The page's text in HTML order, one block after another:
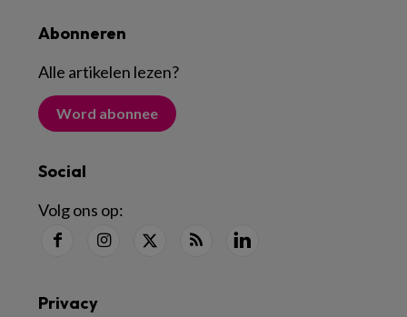
Abonneren
Alle artikelen lezen?
Word abonnee
Social
Volg ons op:
Privacy